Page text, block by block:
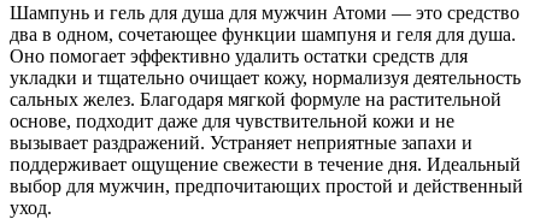
Шампунь и гель для душа для мужчин Атоми — это средство
два в одном, сочетающее функции шампуня и геля для душа.
Оно помогает эффективно удалить остатки средств для
укладки и тщательно очищает кожу, нормализуя деятельность
сальных желез. Благодаря мягкой формуле на растительной
основе, подходит даже для чувствительной кожи и не
вызывает раздражений. Устраняет неприятные запахи и
поддерживает ощущение свежести в течение дня. Идеальный
выбор для мужчин, предпочитающих простой и действенный
уход.